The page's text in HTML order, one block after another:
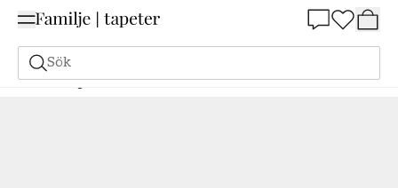
Sök
Målarfärg Beställ utifrån NCS Beställ utifrån NCS 3060-G30Y